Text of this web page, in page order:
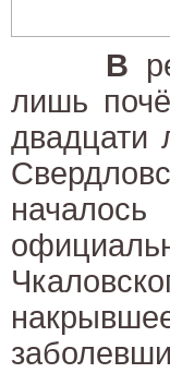
В
лишь
двадцати